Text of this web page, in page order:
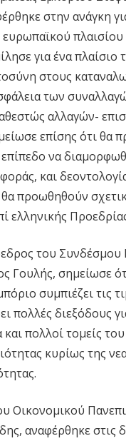
στην ανάγκη
πλαισίου
για ένα πλαίσιο
στους
των
αλλαγών-
επίσης ότι θα
να
και
θα προωθηθούν
ελληνικής
του Συνδέσμου
Γουλής, σημείωσε
συμπιέζει τις
πολλές διεξόδους
πολλοί τομείς
κυρίως της
Οικονομικού
αναφέρθηκε στις